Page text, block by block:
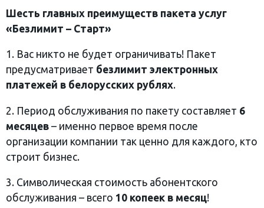
Шесть главных преимуществ пакета услуг
«Безлимит – Старт»
1. Вас никто не будет ограничивать! Пакет
предусматривает безлимит электронных
платежей в белорусских рублях.
2. Период обслуживания по пакету составляет 6
месяцев – именно первое время после
организации компании так ценно для каждого, кто
строит бизнес.
3. Символическая стоимость абонентского
обслуживания – всего 10 копеек в месяц!